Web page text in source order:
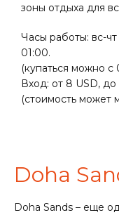
зоны отдыха для
Часы работы: вс-
01:00.
(купаться можно с
Вход: от 8 USD,
(стоимость может
Doha
Doha Sands – еще